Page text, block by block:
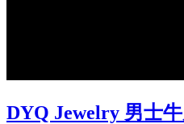
DYQ Jewelry 男士